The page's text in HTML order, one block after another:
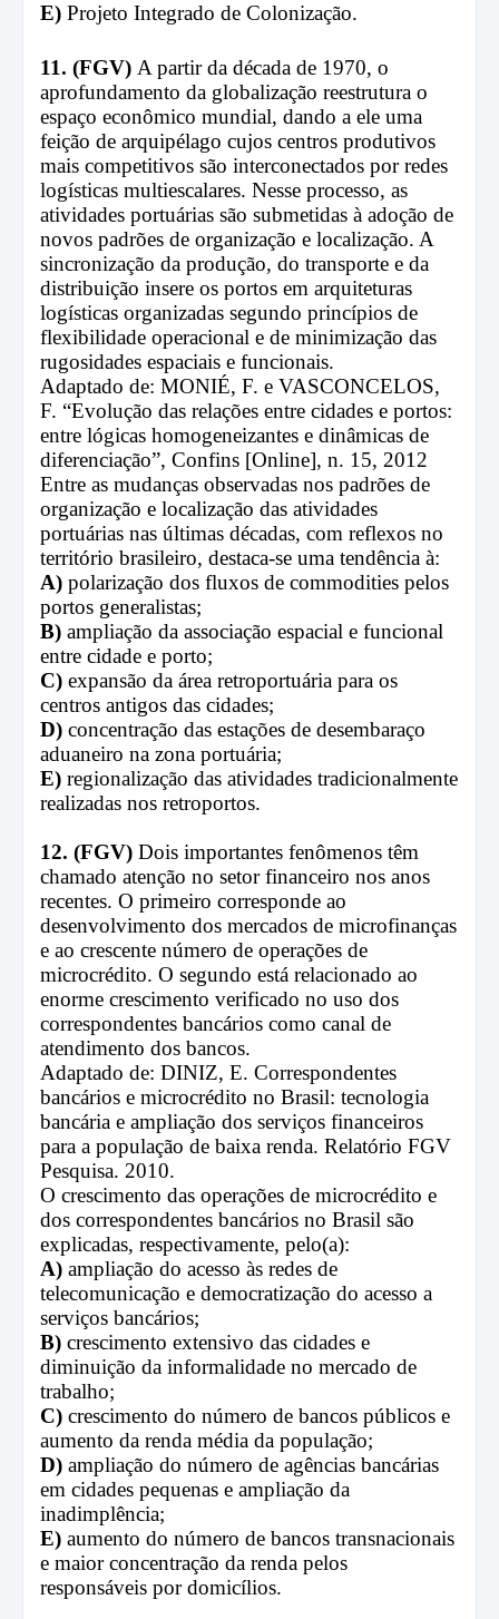
E) Projeto Integrado de Colonização.
11. (FGV) A partir da década de 1970, o
aprofundamento da globalização reestrutura o
espaço econômico mundial, dando a ele uma
feição de arquipélago cujos centros produtivos
mais competitivos são interconectados por redes
logísticas multiescalares. Nesse processo, as
atividades portuárias são submetidas à adoção de
novos padrões de organização e localização. A
sincronização da produção, do transporte e da
distribuição insere os portos em arquiteturas
logísticas organizadas segundo princípios de
flexibilidade operacional e de minimização das
rugosidades espaciais e funcionais.
Adaptado de: MONIÉ, F. e VASCONCELOS,
F. “Evolução das relações entre cidades e portos:
entre lógicas homogeneizantes e dinâmicas de
diferenciação”, Confins [Online], n. 15, 2012
Entre as mudanças observadas nos padrões de
organização e localização das atividades
portuárias nas últimas décadas, com reflexos no
território brasileiro, destaca-se uma tendência à:
A) polarização dos fluxos de commodities pelos
portos generalistas;
B) ampliação da associação espacial e funcional
entre cidade e porto;
C) expansão da área retroportuária para os
centros antigos das cidades;
D) concentração das estações de desembaraço
aduaneiro na zona portuária;
E) regionalização das atividades tradicionalmente
realizadas nos retroportos.
12. (FGV) Dois importantes fenômenos têm
chamado atenção no setor financeiro nos anos
recentes. O primeiro corresponde ao
desenvolvimento dos mercados de microfinanças
e ao crescente número de operações de
microcrédito. O segundo está relacionado ao
enorme crescimento verificado no uso dos
correspondentes bancários como canal de
atendimento dos bancos.
Adaptado de: DINIZ, E. Correspondentes
bancários e microcrédito no Brasil: tecnologia
bancária e ampliação dos serviços financeiros
para a população de baixa renda. Relatório FGV
Pesquisa. 2010.
O crescimento das operações de microcrédito e
dos correspondentes bancários no Brasil são
explicadas, respectivamente, pelo(a):
A) ampliação do acesso às redes de
telecomunicação e democratização do acesso a
serviços bancários;
B) crescimento extensivo das cidades e
diminuição da informalidade no mercado de
trabalho;
C) crescimento do número de bancos públicos e
aumento da renda média da população;
D) ampliação do número de agências bancárias
em cidades pequenas e ampliação da
inadimplência;
E) aumento do número de bancos transnacionais
e maior concentração da renda pelos
responsáveis por domicílios.